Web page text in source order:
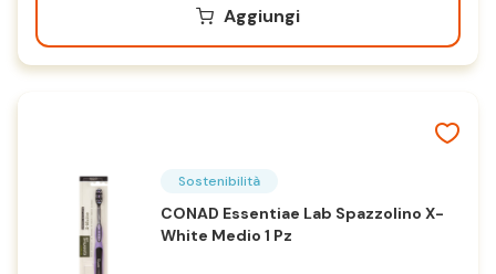
Aggiungi
Sostenibilità
CONAD Essentiae Lab Spazzolino X-
White Medio 1 Pz